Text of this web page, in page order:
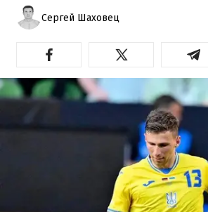
Сергей Шаховец